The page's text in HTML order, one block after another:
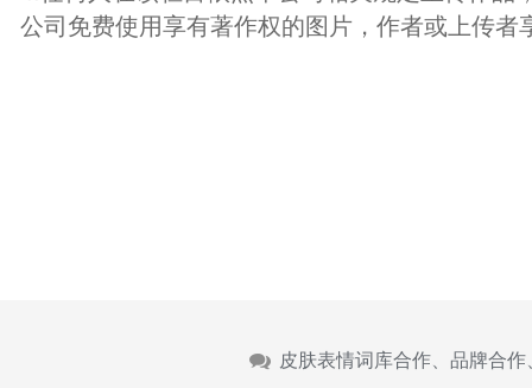
公司免费使用享有著作权的图片，作者或上传者
皮肤表情词库合作、品牌合